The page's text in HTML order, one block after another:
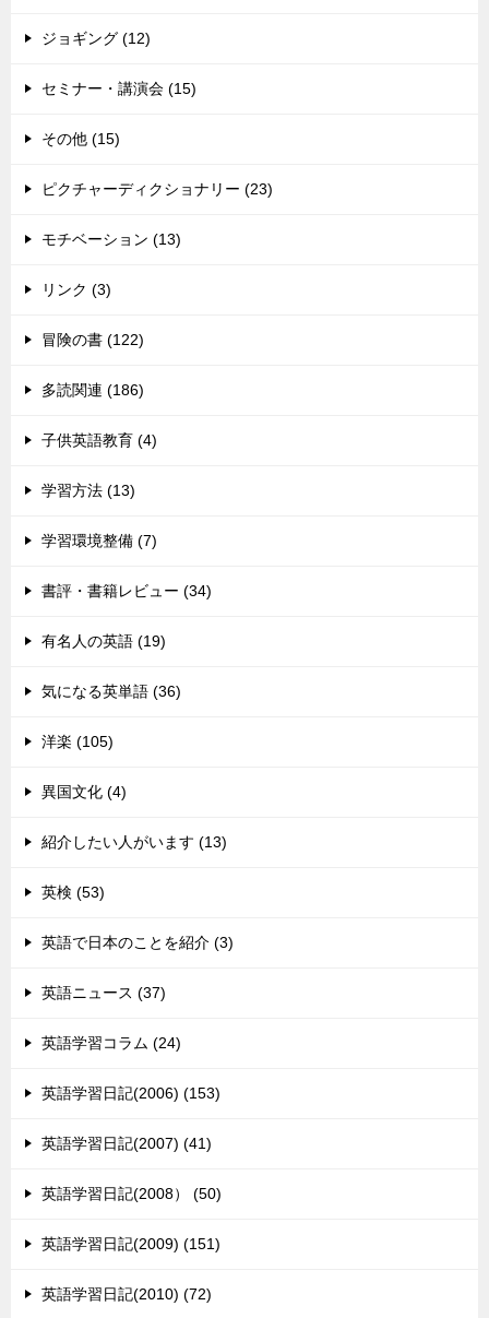
ジョギング (12)
セミナー・講演会 (15)
その他 (15)
ピクチャーディクショナリー (23)
モチベーション (13)
リンク (3)
冒険の書 (122)
多読関連 (186)
子供英語教育 (4)
学習方法 (13)
学習環境整備 (7)
書評・書籍レビュー (34)
有名人の英語 (19)
気になる英単語 (36)
洋楽 (105)
異国文化 (4)
紹介したい人がいます (13)
英検 (53)
英語で日本のことを紹介 (3)
英語ニュース (37)
英語学習コラム (24)
英語学習日記(2006) (153)
英語学習日記(2007) (41)
英語学習日記(2008） (50)
英語学習日記(2009) (151)
英語学習日記(2010) (72)